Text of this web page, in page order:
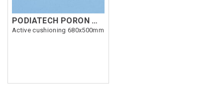
PODIATECH PORON MS 3mm Blå
Active cushioning 680x500mm